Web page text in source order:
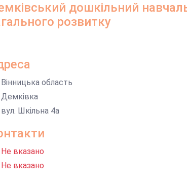
дошкільний
розвитку
Вінницька область
Демківка
вул. Шкільна 4а
Не вказано
Не вказано